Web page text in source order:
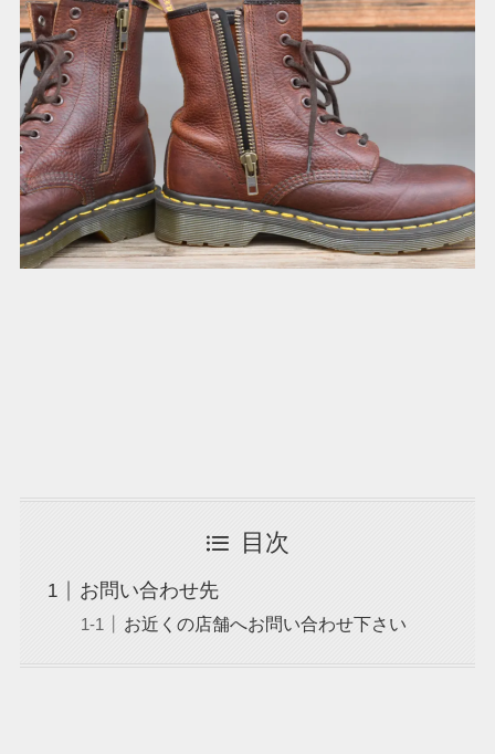
目次
お問い合わせ先
お近くの店舗へお問い合わせ下さい